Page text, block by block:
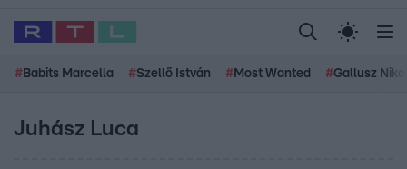
# Babits Marcella #Szellő István # Most Wanted #Gallusz
Juhász Luca